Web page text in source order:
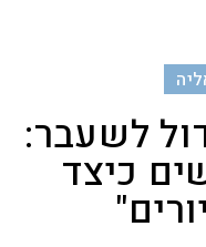
לשעבר:
כיצד